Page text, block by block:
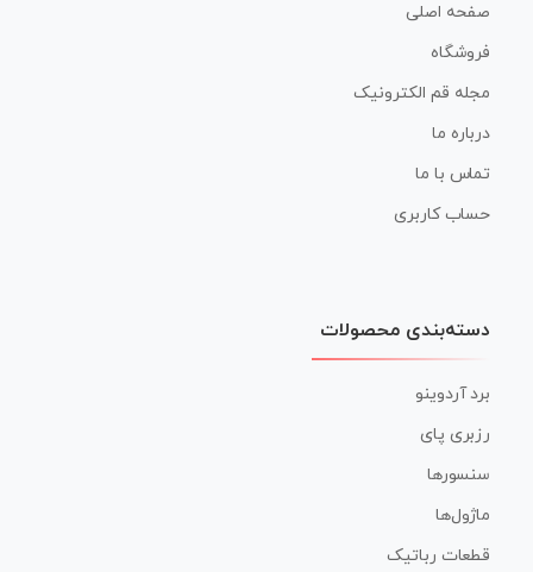
صفحه اصلی
فروشگاه
مجله قم الکترونیک
درباره ما
تماس با ما
حساب کاربری
دسته‌بندی محصولات
برد آردوینو
رزبری پای
سنسورها
ماژول‌ها
قطعات رباتیک